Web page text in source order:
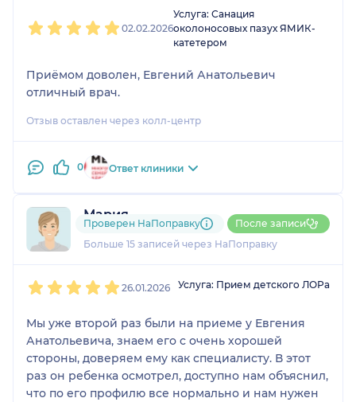
02.02.2026
Услуга: Санация
околоносовых пазух ЯМИК-
катетером
Приёмом доволен, Евгений Анатольевич
отличный врач.
Отзыв оставлен через колл-центр
0 Ответ клиники
Мария
1 отзыв
Больше 15 записей через НаПоправку
Проверен НаПоправку После записи
26.01.2026 Услуга: Прием детского ЛОРа
Мы уже второй раз были на приеме у Евгения
Анатольевича, знаем его с очень хорошей
стороны, доверяем ему как специалисту. В этот
раз он ребенка осмотрел, доступно нам объяснил,
что по его профилю все нормально и нам нужен